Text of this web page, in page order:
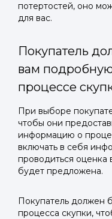
потертостей, оно
для вас.
Покупатель
вам
процессе
При выборе
чтобы они
информацию о
включать в себя
проводиться оценка
будет предложена.
Покупатель должен
процесса скупки,